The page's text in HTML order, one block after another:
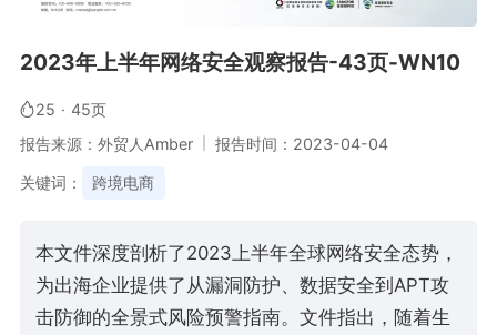
2023年上半年网络安全观察报告-43页-WN10
25 · 45页
报告来源：外贸人Amber
报告时间：2023-04-04
关键词： 跨境电商
本文件深度剖析了2023上半年全球网络安全态势，
为出海企业提供了从漏洞防护、数据安全到APT攻
击防御的全景式风险预警指南。文件指出，随着生